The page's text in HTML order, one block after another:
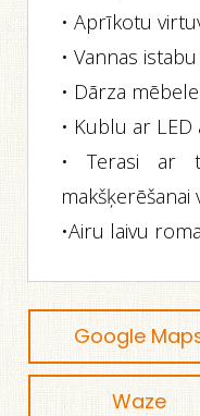
• Aprīkotu
• Vannas
• Dārza
• Kublu ar
• Terasi ar
•Airu laivu
Google
Waze